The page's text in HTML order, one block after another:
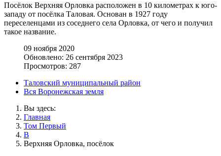
Посёлок Верхняя Орловка расположен в 10 километрах к юго-
западу от посёлка Таловая. Основан в 1927 году
переселенцами из соседнего села Орловка, от чего и получил
такое название.
09 ноября 2020
Обновлено: 26 сентября 2023
Просмотров: 287
Таловский муниципальный район
Вся Воронежская земля
Вы здесь:
Главная
Том Первый
В
Верхняя Орловка, посёлок